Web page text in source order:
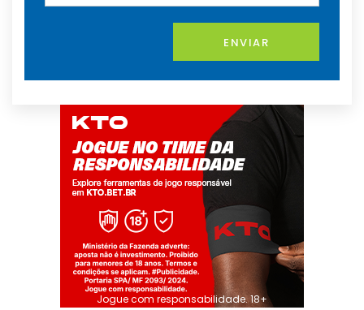
ENVIAR
Jogue com responsabilidade. 18+